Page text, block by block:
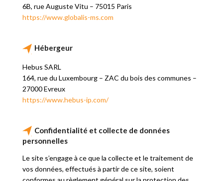
6B, rue Auguste Vitu – 75015 Paris
https://www.globalis-ms.com
Hébergeur
Hebus SARL
164, rue du Luxembourg – ZAC du bois des communes –
27000 Evreux
https://www.hebus-ip.com/
Confidentialité et collecte de données
personnelles
Le site s’engage à ce que la collecte et le traitement de
vos données, effectués à partir de ce site, soient